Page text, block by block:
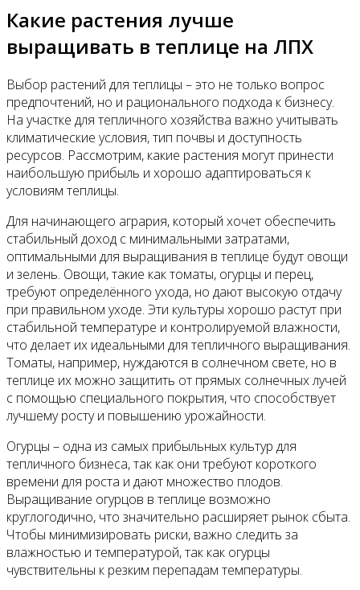
Какие растения лучше
выращивать в теплице на ЛПХ
Выбор растений для теплицы – это не только вопрос
предпочтений, но и рационального подхода к бизнесу.
На участке для тепличного хозяйства важно учитывать
климатические условия, тип почвы и доступность
ресурсов. Рассмотрим, какие растения могут принести
наибольшую прибыль и хорошо адаптироваться к
условиям теплицы.
Для начинающего агрария, который хочет обеспечить
стабильный доход с минимальными затратами,
оптимальными для выращивания в теплице будут овощи
и зелень. Овощи, такие как томаты, огурцы и перец,
требуют определённого ухода, но дают высокую отдачу
при правильном уходе. Эти культуры хорошо растут при
стабильной температуре и контролируемой влажности,
что делает их идеальными для тепличного выращивания.
Томаты, например, нуждаются в солнечном свете, но в
теплице их можно защитить от прямых солнечных лучей
с помощью специального покрытия, что способствует
лучшему росту и повышению урожайности.
Огурцы – одна из самых прибыльных культур для
тепличного бизнеса, так как они требуют короткого
времени для роста и дают множество плодов.
Выращивание огурцов в теплице возможно
круглогодично, что значительно расширяет рынок сбыта.
Чтобы минимизировать риски, важно следить за
влажностью и температурой, так как огурцы
чувствительны к резким перепадам температуры.